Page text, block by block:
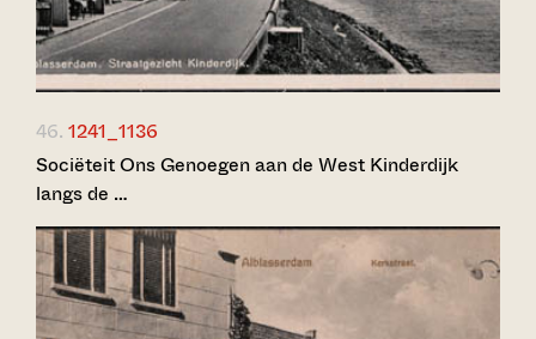
46. 1241_1136
Sociëteit Ons Genoegen aan de West Kinderdijk
langs de …